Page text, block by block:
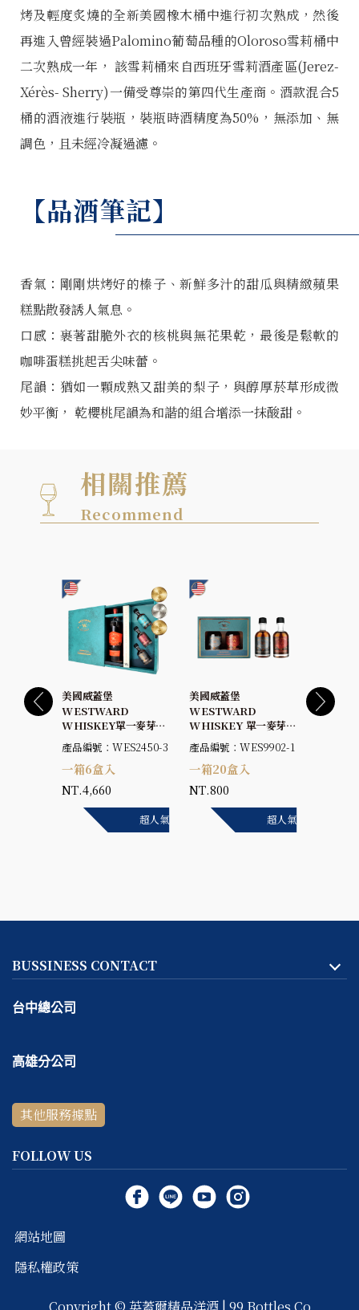
烤及輕度炙燒的全新美國橡木桶中進行初次熟成，然後
再進入曾經裝過Palomino葡萄品種的Oloroso雪莉桶中
二次熟成一年， 該雪莉桶來自西班牙雪莉酒產區(Jerez-
Xérès- Sherry)一備受尊崇的第四代生產商。酒款混合5
桶的酒液進行裝瓶，裝瓶時酒精度為50%，無添加、無
調色，且未經冷凝過濾。
【品酒筆記】
香氣：剛剛烘烤好的榛子、新鮮多汁的甜瓜與精緻蘋果
糕點散發誘人氣息。
口感：裹著甜脆外衣的核桃與無花果乾，最後是鬆軟的
咖啡蛋糕挑起舌尖味蕾。
尾韻：猶如一顆成熟又甜美的梨子，與醇厚菸草形成微
妙平衡， 乾櫻桃尾韻為和諧的組合增添一抹酸甜。
相關推薦
Recommend
超人氣
美國威蓋堡
WESTWARD
WHISKEY單一麥芽威
士忌OLOROSO雪莉桶
50%+3入迷你酒抽屜式
禮盒(原味桶45%+黑皮
若紅酒桶45%+黑啤酒
桶46%)
產品編號：WES2450-3
一箱6盒入
NT.4,660
超人氣
美國威蓋堡
WESTWARD
WHISKEY 單一麥芽威
士忌迷你酒2瓶入禮盒
（澳洲卡本內蘇維翁紅
酒桶原酒+雪莉桶）
62.57%+50%
產品編號：WES9902-1
一箱20盒入
NT.800
美國威
BUSSINESS CONTACT
台中總公司
客服專線：
～ 日公休
高雄分公司
客服專線：07-531-5999
線上＆電話客服時間：
其他服務據點
FOLLOW US
網站地圖
隱私權政策
Copyright © 英蓋爾精品洋酒 | 99 Bottles Co